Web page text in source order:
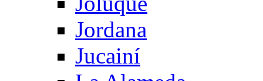
Jordana
Jucainí